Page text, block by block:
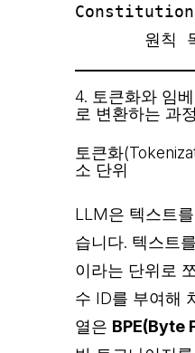
4. 토큰화와 임
로 변환하는 과정
토큰화
소 단위
LLM은 텍스트
습니다. 텍스트
이라는 단위로
수 ID를 부여해
열은 BPE(Byte